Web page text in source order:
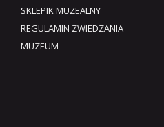
SKLEPIK MUZEALNY
REGULAMIN ZWIEDZANIA
MUZEUM​